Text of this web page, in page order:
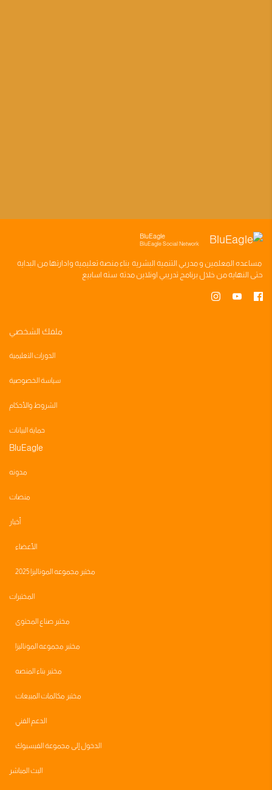
BluEagle
BluEagle Social Network
مساعده المعلمين ومدربي التنميه البشريه بناءمنصه تعليميه وادارتها من البدايه
حتى النهايه من خلال برنامج تدريبي اونلاين مدته سته اسابيع
ملفك الشخصي
الدورات التعليمية
سياسة الخصوصية
الشروط والأحكام
حماية البيانات
BluEagle
مدونه
منصات
أخبار
الأعضاء
مختبر مجموعه الموناليزا 2025
المختبرات
مختبر صناع المحتوى
مختبر مجموعه الموناليزا
مختبر بناء المنصه
مختبر مكالمات المبيعات
الدعم الفني
الدخول إلى مجموعة الفيسبوك
البث المباشر